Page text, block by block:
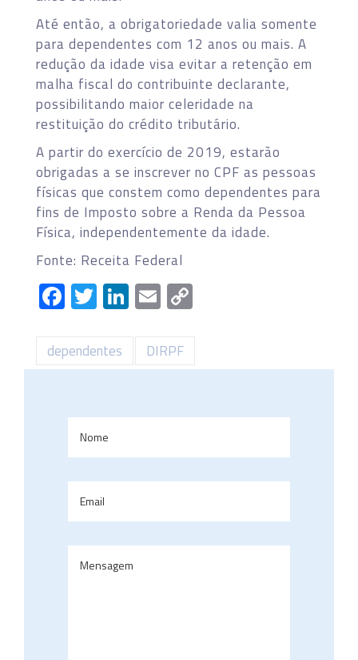
Até então, a obrigatoriedade valia somente
para dependentes com 12 anos ou mais. A
redução da idade visa evitar a retenção em
malha fiscal do contribuinte declarante,
possibilitando maior celeridade na
restituição do crédito tributário.
A partir do exercício de 2019, estarão
obrigadas a se inscrever no CPF as pessoas
físicas que constem como dependentes para
fins de Imposto sobre a Renda da Pessoa
Física, independentemente da idade.
Fonte: Receita Federal
Facebook
Twitter
LinkedIn
Email
dependentes DIRPF